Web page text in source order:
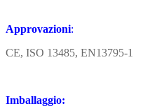
Approvazioni:
CE, ISO 13485, EN13795-1
Imballaggio: